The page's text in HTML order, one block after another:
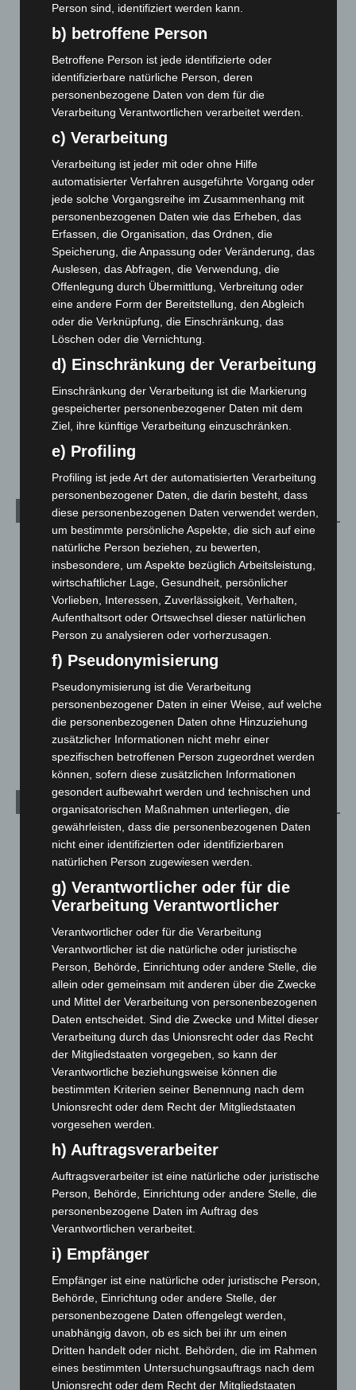
6. August 2026
Region Hannover: 21 neue Notfallsanitäter starten beim
Roten Kreuz
5. August 2026
Mann läuft mit Hockeyschläger über A7 – Polizei sucht
5. August 2026
Celle: Mensch stirbt bei Bagger-Unfall auf Baustelle
5. August 2026
Gasleitung bei McDonald’s-Umbau in Langenhagen
beschädigt
5. August 2026
Anklage nach Abschaltung von „Archetyp Market“ erhoben
Hannover: Polizei stoppt 166 Trunkenheitsfahrten bei
Großkontrolle
Hannover Klassik Open Air 2026: Französische Oper im
Maschpark
2. August 2026
Kategorien
Blaulicht
Corona-News
712
Hannover und Region
Langenhagen und Ortsteile
3.249
Leserbriefe
Menschen
Über uns
Veranstaltungen
1.887
Archiv
August 2026
Juli 2026(73)
Juni 2026(139)
Mai 2026(99)
April 2026(99)
März 2026(115)
Februar 2026(109)
Januar 2026(122)
Dezember 2025(103)
November 2025(114)
Oktober 2025(112)
August 2025(90)
Juli 2025 (90)
Juni 2025
Mai 2025(112)
April 2025(88)
Februar 2025
Januar 2025
(88)
Dezember 2024(89)
November 2024(94)
Oktober 2024
(93)
September 2024 (112)
Person sind, identifiziert werden kann.
b) betroffene Person
Betroffene Person ist jede identifizierte oder
identifizierbare natürliche Person, deren
personenbezogene Daten von dem für die
Verarbeitung Verantwortlichen verarbeitet werden.
c) Verarbeitung
Verarbeitung ist jeder mit oder ohne Hilfe
automatisierter Verfahren ausgeführte Vorgang oder
jede solche Vorgangsreihe im Zusammenhang mit
personenbezogenen Daten wie das Erheben, das
Erfassen, die Organisation, das Ordnen, die
Speicherung, die Anpassung oder Veränderung, das
Auslesen, das Abfragen, die Verwendung, die
Offenlegung durch Übermittlung, Verbreitung oder
eine andere Form der Bereitstellung, den Abgleich
oder die Verknüpfung, die Einschränkung, das
Löschen oder die Vernichtung.
d) Einschränkung der Verarbeitung
Einschränkung der Verarbeitung ist die Markierung
gespeicherter personenbezogener Daten mit dem
Ziel, ihre künftige Verarbeitung einzuschränken.
e) Profiling
Profiling ist jede Art der automatisierten Verarbeitung
personenbezogener Daten, die darin besteht, dass
diese personenbezogenen Daten verwendet werden,
um bestimmte persönliche Aspekte, die sich auf eine
natürliche Person beziehen, zu bewerten,
insbesondere, um Aspekte bezüglich Arbeitsleistung,
wirtschaftlicher Lage, Gesundheit, persönlicher
Vorlieben, Interessen, Zuverlässigkeit, Verhalten,
Aufenthaltsort oder Ortswechsel dieser natürlichen
Person zu analysieren oder vorherzusagen.
f) Pseudonymisierung
Pseudonymisierung ist die Verarbeitung
personenbezogener Daten in einer Weise, auf welche
die personenbezogenen Daten ohne Hinzuziehung
zusätzlicher Informationen nicht mehr einer
spezifischen betroffenen Person zugeordnet werden
können, sofern diese zusätzlichen Informationen
gesondert aufbewahrt werden und technischen und
organisatorischen Maßnahmen unterliegen, die
gewährleisten, dass die personenbezogenen Daten
nicht einer identifizierten oder identifizierbaren
natürlichen Person zugewiesen werden.
g) Verantwortlicher oder für die
Verarbeitung Verantwortlicher
Verantwortlicher oder für die Verarbeitung
Verantwortlicher ist die natürliche oder juristische
Person, Behörde, Einrichtung oder andere Stelle, die
allein oder gemeinsam mit anderen über die Zwecke
und Mittel der Verarbeitung von personenbezogenen
Daten entscheidet. Sind die Zwecke und Mittel dieser
Verarbeitung durch das Unionsrecht oder das Recht
der Mitgliedstaaten vorgegeben, so kann der
Verantwortliche beziehungsweise können die
bestimmten Kriterien seiner Benennung nach dem
Unionsrecht oder dem Recht der Mitgliedstaaten
vorgesehen werden.
h) Auftragsverarbeiter
Auftragsverarbeiter ist eine natürliche oder juristische
Person, Behörde, Einrichtung oder andere Stelle, die
personenbezogene Daten im Auftrag des
Verantwortlichen verarbeitet.
i) Empfänger
Empfänger ist eine natürliche oder juristische Person,
Behörde, Einrichtung oder andere Stelle, der
personenbezogene Daten offengelegt werden,
unabhängig davon, ob es sich bei ihr um einen
Dritten handelt oder nicht. Behörden, die im Rahmen
eines bestimmten Untersuchungsauftrags nach dem
Unionsrecht oder dem Recht der Mitgliedstaaten